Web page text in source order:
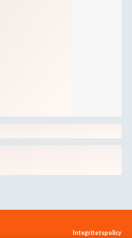
Integritetspolicy